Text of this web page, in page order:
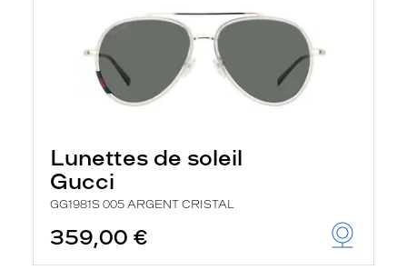
Lunettes de soleil
Gucci
GG1981S 005 ARGENT CRISTAL
359,00 €